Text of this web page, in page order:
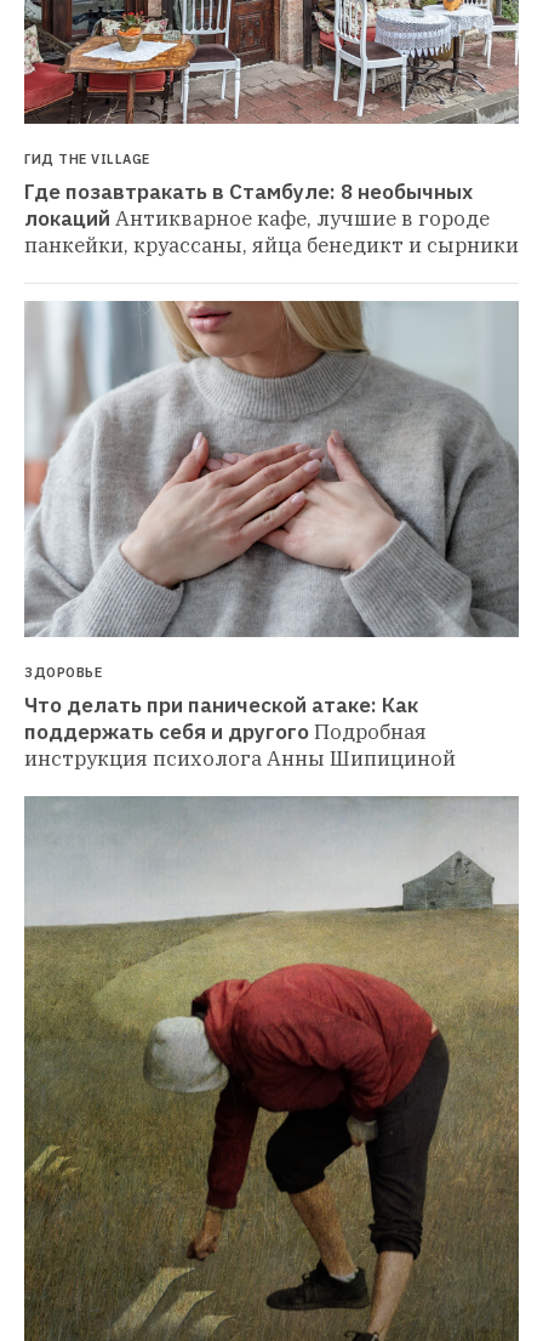
ГИД THE VILLAGE
Где позавтракать в Стамбуле: 8 необычных
локаций Антикварное кафе, лучшие в городе
панкейки, круассаны, яйца бенедикт и сырники
ЗДОРОВЬЕ
Что делать при панической атаке: Как
поддержать себя и другогоПодробная
инструкция психолога Анны Шипициной